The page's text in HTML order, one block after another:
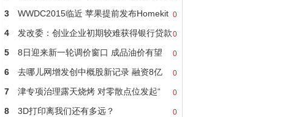
0
3
WWDC2015临近 苹果提前发布Homekit
指南
0
4 发改委：创业企业初期较难获得银行贷款
0
5 8日迎来新一轮调价窗口 成品油价有望
0
6 去哪儿网增发创中概股新记录 融资8亿
0
7 津专项治理露天烧烤 对零散点位发起“
0
8 3D打印离我们还有多远？